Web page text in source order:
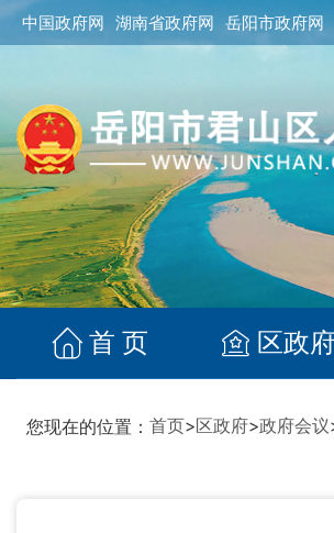
中国政府网 湖南省政府网 岳阳市政府网
首 页 区政府
您现在的位置： 首页>区政府>政府会议